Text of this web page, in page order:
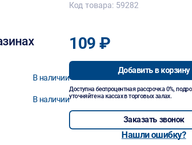
В наличии
В наличии
Код товара: 59282
109 ₽
Добавить в корзину
Доступна беспроцентная рассрочка 0%,
уточняйте на кассах в торговых залах.
Заказать звонок
Нашли ошибку?